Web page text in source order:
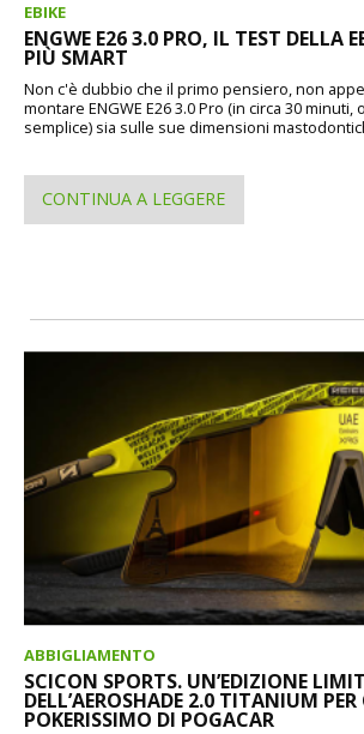
EBIKE
ENGWE E26 3.0 PRO, IL TEST DELLA
PIÙ SMART
Non c'è dubbio che il primo pensiero, non
montare ENGWE E26 3.0 Pro (in circa 30
semplice) sia sulle sue dimensioni
CONTINUA A LEGGERE
ABBIGLIAMENTO
SCICON SPORTS. UN’EDIZIONE
DELL’AEROSHADE 2.0 TITANIUM PER
POKERISSIMO DI POGACAR